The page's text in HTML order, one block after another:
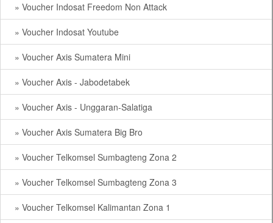
» Voucher Indosat Freedom Non Attack
» Voucher Indosat Youtube
» Voucher Axis Sumatera Mini
» Voucher Axis - Jabodetabek
» Voucher Axis - Unggaran-Salatiga
» Voucher Axis Sumatera Big Bro
» Voucher Telkomsel Sumbagteng Zona 2
» Voucher Telkomsel Sumbagteng Zona 3
» Voucher Telkomsel Kalimantan Zona 1